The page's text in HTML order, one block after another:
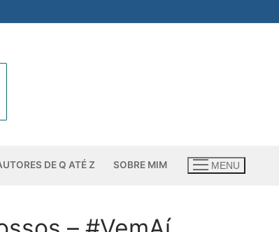
DE Q ATÉ Z SOBRE MIM MENU